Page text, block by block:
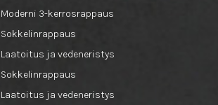
Moderni 3-kerrosrappaus
Sokkelinrappaus
Laatoitus ja vedeneristys
Sokkelinrappaus
Laatoitus ja vedeneristys